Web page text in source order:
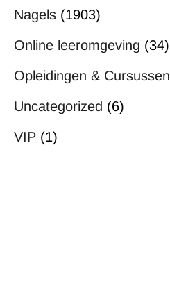
Nagels (1903)
Online leeromgeving (34)
Opleidingen & Cursussen
Uncategorized (6)
VIP (1)